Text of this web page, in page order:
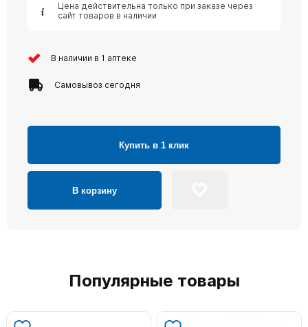
Цена действительна только при заказе через
сайт товаров в наличии
В наличии в 1 аптеке
Самовывоз сегодня
Купить в 1 клик
В корзину
Популярные товары